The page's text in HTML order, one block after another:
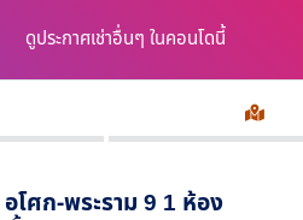
ดูประกาศเช่าอื่นๆ ในคอนโดนี้
โศก-พระราม 9 1 ห้อง